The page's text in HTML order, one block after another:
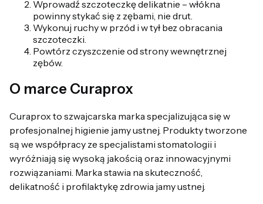
Wprowadź szczoteczkę delikatnie – włókna
powinny stykać się z zębami, nie drut.
Wykonuj ruchy w przód i w tył bez obracania
szczoteczki.
Powtórz czyszczenie od strony wewnętrznej
zębów.
O marce Curaprox
Curaprox to szwajcarska marka specjalizująca się w
profesjonalnej higienie jamy ustnej. Produkty tworzone
są we współpracy ze specjalistami stomatologii i
wyróżniają się wysoką jakością oraz innowacyjnymi
rozwiązaniami. Marka stawia na skuteczność,
delikatność i profilaktykę zdrowia jamy ustnej.